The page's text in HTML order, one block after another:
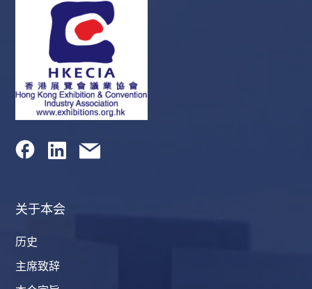
关于本会
历史
主席致辞